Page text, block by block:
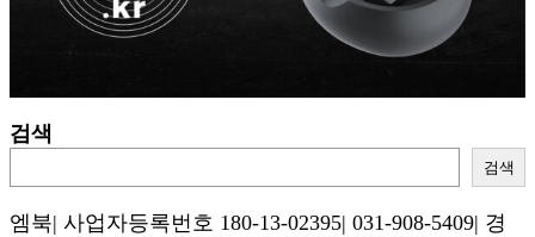
검색
검색
엠북| 사업자등록번호 180-13-02395| 031-908-5409| 경